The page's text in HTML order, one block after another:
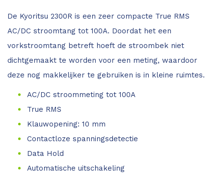
De Kyoritsu 2300R is een zeer compacte True RMS
AC/DC stroomtang tot 100A. Doordat het een
vorkstroomtang betreft hoeft de stroombek niet
dichtgemaakt te worden voor een meting, waardoor
deze nog makkelijker te gebruiken is in kleine ruimtes.
AC/DC stroommeting tot 100A
True RMS
Klauwopening: 10 mm
Contactloze spanningsdetectie
Data Hold
Automatische uitschakeling